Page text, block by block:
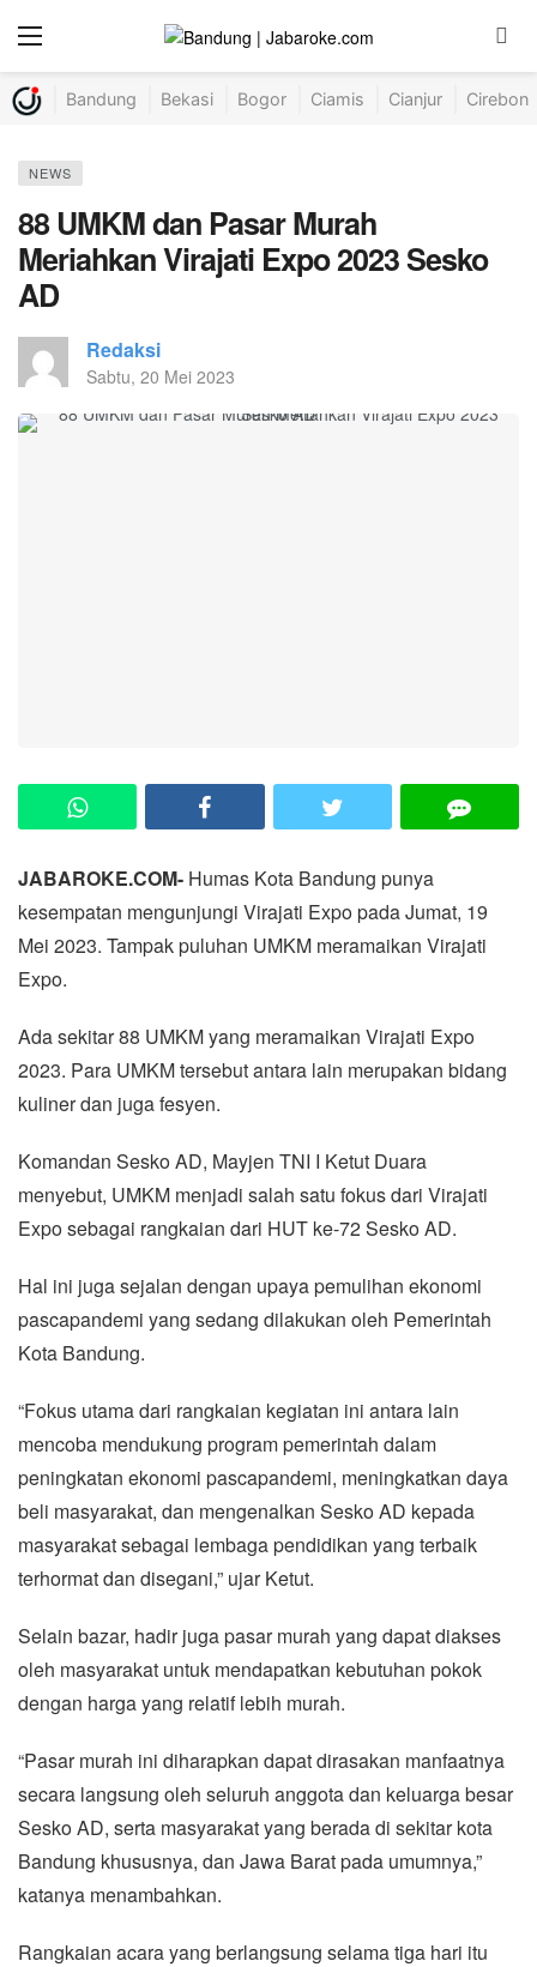
Bandung Bekasi Bogor Ciamis Cianjur Cirebon
NEWS
88 UMKM dan Pasar Murah
Meriahkan Virajati Expo 2023 Sesko
AD
Redaksi
Sabtu, 20 Mei 2023
JABAROKE.COM- Humas Kota Bandung punya
kesempatan mengunjungi Virajati Expo pada Jumat, 19
Mei 2023. Tampak puluhan UMKM meramaikan Virajati
Expo.
Ada sekitar 88 UMKM yang meramaikan Virajati Expo
2023. Para UMKM tersebut antara lain merupakan bidang
kuliner dan juga fesyen.
Komandan Sesko AD, Mayjen TNI I Ketut Duara
menyebut, UMKM menjadi salah satu fokus dari Virajati
Expo sebagai rangkaian dari HUT ke-72 Sesko AD.
Hal ini juga sejalan dengan upaya pemulihan ekonomi
pascapandemi yang sedang dilakukan oleh Pemerintah
Kota Bandung.
“Fokus utama dari rangkaian kegiatan ini antara lain
mencoba mendukung program pemerintah dalam
peningkatan ekonomi pascapandemi, meningkatkan daya
beli masyarakat, dan mengenalkan Sesko AD kepada
masyarakat sebagai lembaga pendidikan yang terbaik
terhormat dan disegani,” ujar Ketut.
Selain bazar, hadir juga pasar murah yang dapat diakses
oleh masyarakat untuk mendapatkan kebutuhan pokok
dengan harga yang relatif lebih murah.
“Pasar murah ini diharapkan dapat dirasakan manfaatnya
secara langsung oleh seluruh anggota dan keluarga besar
Sesko AD, serta masyarakat yang berada di sekitar kota
Bandung khususnya, dan Jawa Barat pada umumnya,”
katanya menambahkan.
Rangkaian acara yang berlangsung selama tiga hari itu